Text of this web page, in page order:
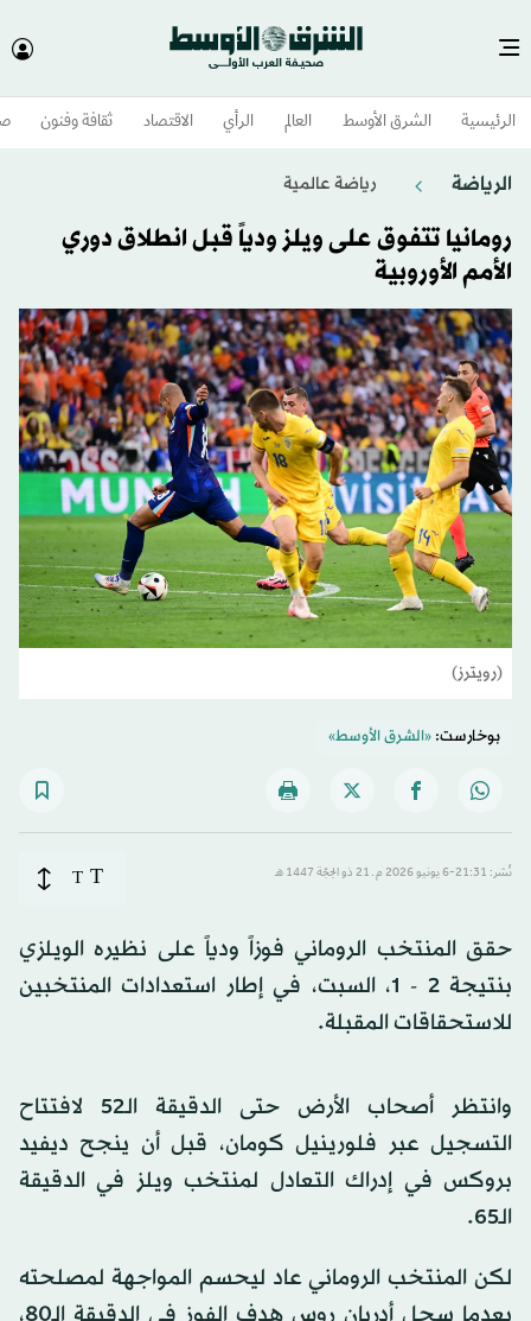
الرئيسية الشرق الأوسط​ العالم الرأي الاقتصاد ثقافة وفنون
الرياضة رياضة عالمية
رومانيا تتفوق على ويلز ودياً قبل انطلاق دوري
الأمم الأوروبية
(رويترز)
بوخارست:«الشرق الأوسط»
نُشر: 21:31-6 يونيو 2026 م ـ 21 ذو الحِجّة 1447 هـ T
T
حقق المنتخب الروماني فوزاً ودياً على نظيره الويلزي
بنتيجة 2 - 1، السبت، في إطار استعدادات المنتخبين
للاستحقاقات المقبلة.
وانتظر أصحاب الأرض حتى الدقيقة الـ52 لافتتاح
التسجيل عبر فلورينيل كومان، قبل أن ينجح ديفيد
بروكس في إدراك التعادل لمنتخب ويلز في الدقيقة
الـ65.
لكن المنتخب الروماني عاد ليحسم المواجهة لمصلحته
بعدما سجل أدريان روس هدف الفوز في الدقيقة الـ80،